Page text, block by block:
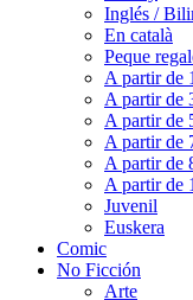
Inglés /
En català
Peque
A partir de
A partir de
A partir de
A partir de
A partir de
A partir de
Juvenil
Euskera
Comic
No Ficción
Arte